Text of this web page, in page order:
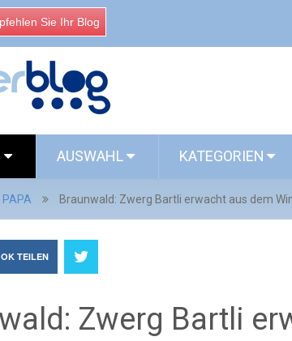
Sie Ihr Blog
AUSWAHL KATEGORIEN
PAPA Braunwald: Zwerg Bartli erwacht aus dem
TEILEN
Zwerg Bartli